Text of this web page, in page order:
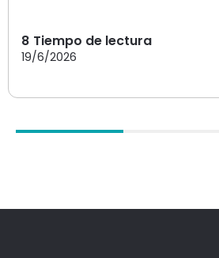
8 Tiempo de lectura
19/6/2026